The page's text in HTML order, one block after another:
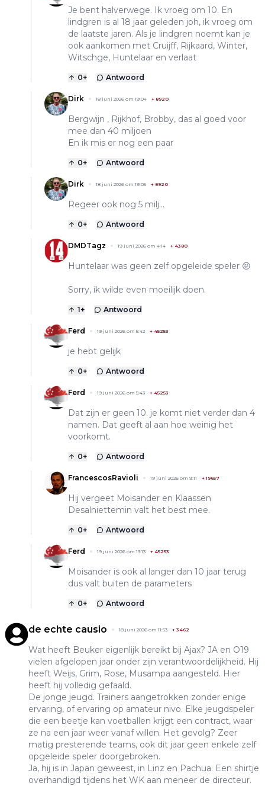
Je bent halverwege. Ik vroeg om 10. En
lindgren is al 18 jaar geleden joh, ik vroeg om
de laatste jaren. Als je lindgren noemt kan je
ook aankomen met Cruijff, Rijkaard, Winter,
Witschge, Huntelaar en verlaat
0+ Antwoord
Dirk 18 juni 2026 om 19:04 + 8920
Bergwijn , Rijkhof, Brobby, das al goed voor
mee dan 40 miljoen
En ik mis er nog een paar
0+ Antwoord
Dirk 18 juni 2026 om 19:05 + 8920
Regeer ook nog 5 milj...
0+ Antwoord
DMDTagz 19 juni 2026 om 4:14 + 4380
Huntelaar was geen zelf opgeleide speler 😝
Sorry, ik wilde even moeilijk doen.
1+ Antwoord
Ferd 19 juni 2026 om 5:42 + 45253
je hebt gelijk
0+ Antwoord
Ferd 19 juni 2026 om 5:43 + 45253
Dat zijn er geen 10. je komt niet verder dan 4
namen. Dat geeft al aan hoe weinig het
voorkomt.
0+ Antwoord
FrancescosRavioli 19 juni 2026 om 9:11 +19657
Hij vergeet Moisander en Klaassen
Desalniettemin valt het best mee.
0+ Antwoord
Ferd 19 juni 2026 om 13:13 + 45253
Moisander is ook al langer dan 10 jaar terug
dus valt buiten de parameters
0+ Antwoord
de echte causio 18 juni 2026 om 11:53 + 3462
Wat heeft Beuker eigenlijk bereikt bij Ajax? JA en O19
vielen afgelopen jaar onder zijn verantwoordelijkheid. Hij
heeft Weijs, Grim, Rose, Musampa aangesteld. Hier
heeft hij volledig gefaald.
De jonge jeugd. Trainers aangetrokken zonder enige
ervaring, of ervaring op amateur nivo. Elke jeugdspeler
die een beetje kan voetballen krijgt een contract, waar
ze na een jaar weer vanaf willen. Het gevolg? Zeer
matig presterende teams, ook dit jaar geen enkele zelf
opgeleide speler doorgebroken.
Ja, hij is in Japan geweest, in Linz en Pachua. Een shirtje
overhandigd tijdens het WK aan meneer de directeur.